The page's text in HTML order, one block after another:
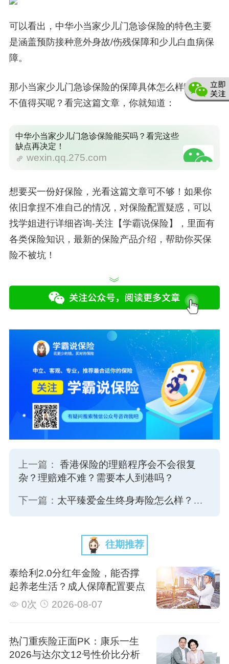
可以看出，中华小当家少儿门急诊保险的特色主要
是涵盖预防接种意外身故/伤残保障和少儿白血病保
障。
那小当家少儿门急诊保险的保障具体怎么样呢？值
不值得买呢？看完这篇文章，你就知道：
中华小当家少儿门急诊保险能买吗？看完这些
缺点再决定！
wexin.qq.275.com
想要买一份好保险，光看这篇文章可不够！如果你
依旧拿捏不准自己的情况，对保险配置疑惑，可以
找学姐进行详细咨询-关注【学霸说保险】，里面有
各类保险知识，最新的保险产品介绍，帮助你买保
险不被坑！
上一篇： 香港保险的理赔程序会不会很复
杂？理赔难不难？需要本人到港吗？
下一篇： 太平臻爱金生终身寿险怎么样？好不好？有哪些优缺点？
往期推荐
泰给利2.0分红年金险，能否撑
起养老生活？成人保障配置要点
0次
2026-08-07
热门重疾险正面PK：康乐一生
2026与达尔文12号性价比分析